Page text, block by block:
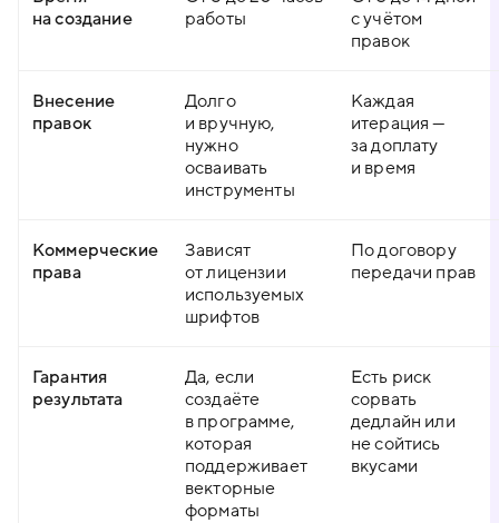
на создание
работы
с учётом
правок
Внесение
правок
Долго
и вручную,
нужно
осваивать
инструменты
Каждая
итерация —
за доплату
и время
Коммерческие
права
Зависят
от лицензии
используемых
шрифтов
По договору
передачи прав
Гарантия
результата
Да, если
создаёте
в программе,
которая
поддерживает
векторные
форматы
Есть риск
сорвать
дедлайн или
не сойтись
вкусами